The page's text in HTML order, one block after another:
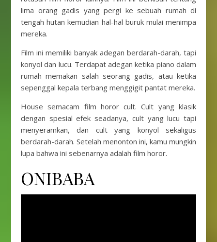
lima orang gadis yang pergi ke sebuah rumah di
tengah hutan kemudian hal-hal buruk mulai menimpa
mereka.
Film ini memiliki banyak adegan berdarah-darah, tapi
konyol dan lucu. Terdapat adegan ketika piano dalam
rumah memakan salah seorang gadis, atau ketika
sepenggal kepala terbang menggigit pantat mereka.
House semacam film horor cult. Cult yang klasik
dengan spesial efek seadanya, cult yang lucu tapi
menyeramkan, dan cult yang konyol sekaligus
berdarah-darah. Setelah menonton ini, kamu mungkin
lupa bahwa ini sebenarnya adalah film horor.
ONIBABA